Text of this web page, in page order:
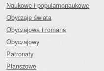
Naukowe i popularnonaukowe
Obyczaje świata
Obyczajowa i romans
Obyczajowy
Patronaty
Planszowe